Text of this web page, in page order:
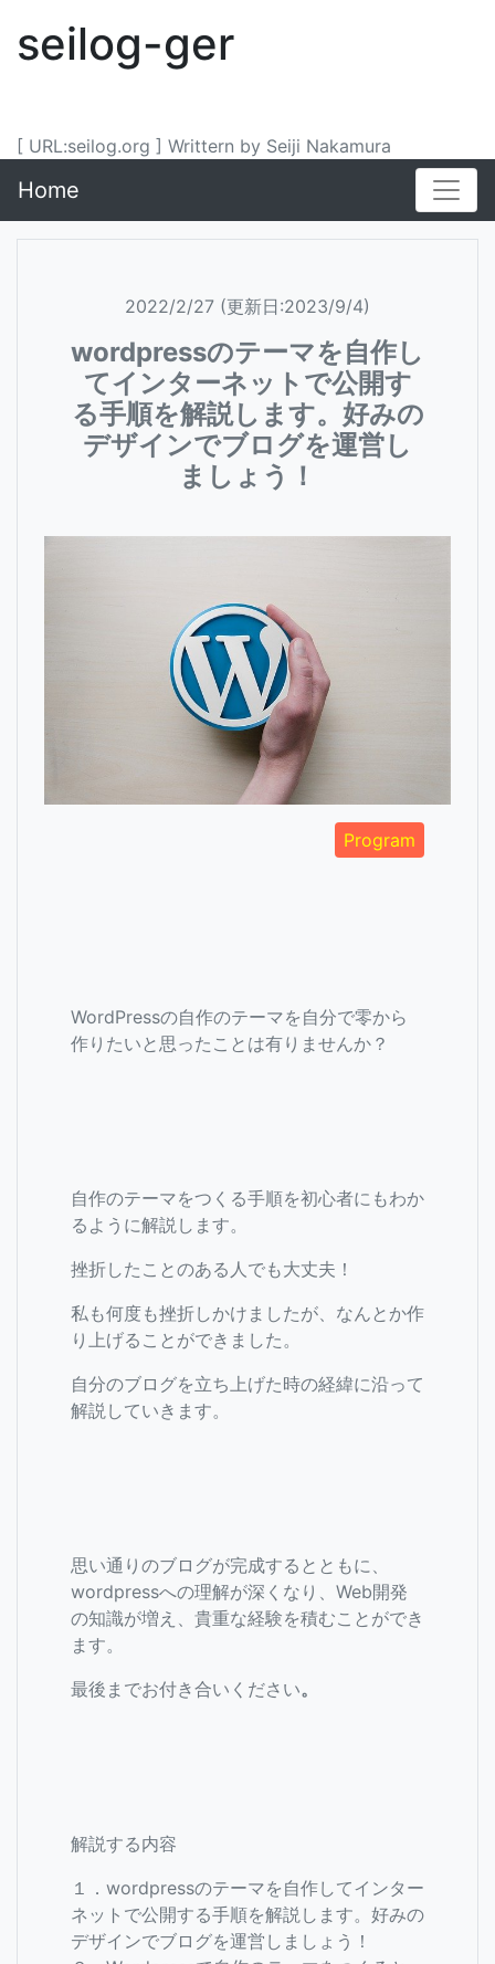
seilog-ger
[ URL:seilog.org ] Writtern by Seiji Nakamura
Home
2022/2/27 (更新日:2023/9/4)
wordpressのテーマを自作し
てインターネットで公開す
る手順を解説します。好みの
デザインでブログを運営し
ましょう！
Program
WordPressの自作のテーマを自分で零から
作りたいと思ったことは有りませんか？
自作のテーマをつくる手順を初心者にもわか
るように解説します。
挫折したことのある人でも大丈夫！
私も何度も挫折しかけましたが、なんとか作
り上げることができました。
自分のブログを立ち上げた時の経緯に沿って
解説していきます。
思い通りのブログが完成するとともに、
wordpressへの理解が深くなり、Web開発
の知識が増え、貴重な経験を積むことができ
ます。
最後までお付き合いください。
解説する内容
１．wordpressのテーマを自作してインター
ネットで公開する手順を解説します。好みの
デザインでブログを運営しましょう！